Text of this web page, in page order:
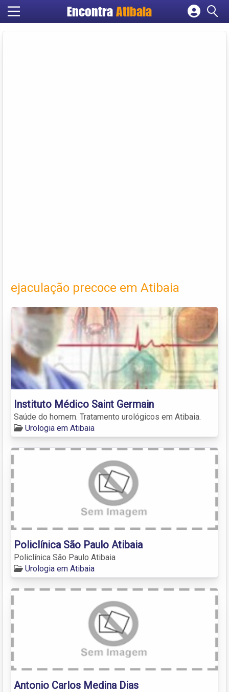
Encontra Atibaia
Cadastrar empresa
ejaculação precoce em Atibaia
Instituto Médico Saint Germain
Saúde do homem. Tratamento urológicos em Atibaia.
Urologia em Atibaia
Policlínica São Paulo Atibaia
Policlínica São Paulo Atibaia
Urologia em Atibaia
Antonio Carlos Medina Dias